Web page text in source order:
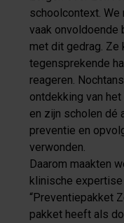
schoolcontext. We
vaak onvoldoende
met dit gedrag. Ze
tegensprekende
reageren.
ontdekking van
en zijn scholen dé
preventie en
verwonden.
Daarom maakten
klinische
“Preventiepakket
pakket heeft als